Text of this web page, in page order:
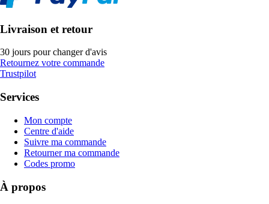
Livraison et retour
30 jours pour changer d'avis
Retournez votre commande
Trustpilot
Services
Mon compte
Centre d'aide
Suivre ma commande
Retourner ma commande
Codes promo
À propos